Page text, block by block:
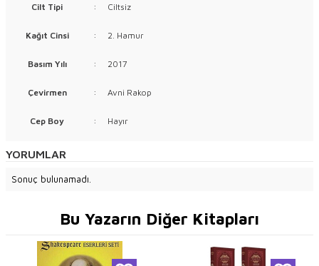
Cilt Tipi : Ciltsiz
Kağıt Cinsi : 2. Hamur
Basım Yılı : 2017
Çevirmen : Avni Rakop
Cep Boy : Hayır
YORUMLAR
Sonuç bulunamadı.
Bu Yazarın Diğer Kitapları